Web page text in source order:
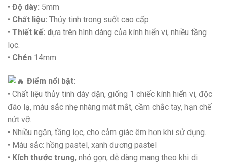
• Độ dày: 5mm
• Chất liệu: Thủy tinh trong suốt cao cấp
• Thiết kế: dựa trên hình dáng của kính hiển vi, nhiều tầng
lọc.
• Chén 14mm
Điểm nổi bật:
• Chất liệu thủy tinh dày dặn, giống 1 chiếc kính hiển vi, độc
đáo lạ, màu sắc nhẹ nhàng mát mắt, cầm chắc tay, hạn chế
nứt vỡ.
• Nhiều ngăn, tầng lọc, cho cảm giác êm hơn khi sử dụng.
• Màu sắc: hồng pastel, xanh dương pastel
• Kích thước trung, nhỏ gọn, dễ dàng mang theo khi di